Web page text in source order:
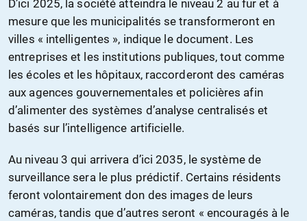
D’ici 2025, la société atteindra le niveau 2 au fur et à
mesure que les municipalités se transformeront en
villes « intelligentes », indique le document. Les
entreprises et les institutions publiques, tout comme
les écoles et les hôpitaux, raccorderont des caméras
aux agences gouvernementales et policières afin
d’alimenter des systèmes d’analyse centralisés et
basés sur l’intelligence artificielle.
Au niveau 3 qui arrivera d’ici 2035, le système de
surveillance sera le plus prédictif. Certains résidents
feront volontairement don des images de leurs
caméras, tandis que d’autres seront « encouragés à le